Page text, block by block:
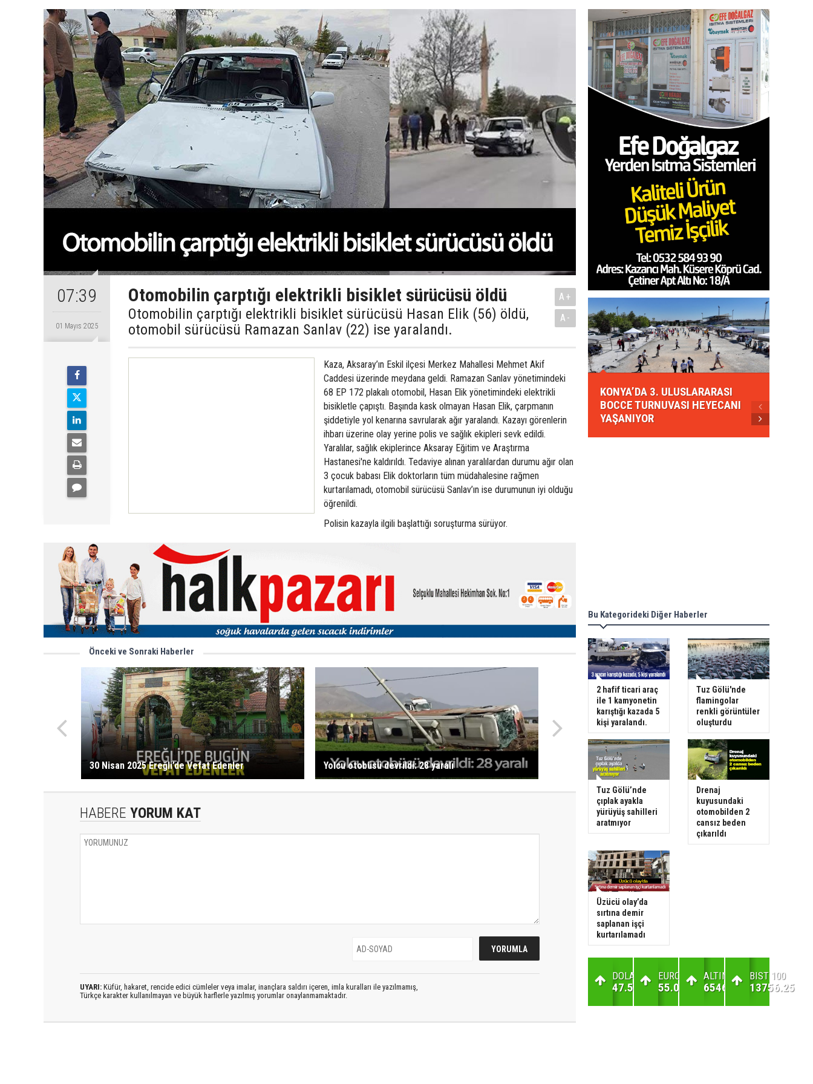
07:39
01 Mayıs 2025
Otomobilin çarptığı elektrikli bisiklet sürücüsü öldü
Otomobilin çarptığı elektrikli bisiklet sürücüsü Hasan Elik (56) öldü,
otomobil sürücüsü Ramazan Sanlav (22) ise yaralandı.
A+
A-
Kaza, Aksaray’ın Eskil ilçesi Merkez Mahallesi Mehmet Akif
Caddesi üzerinde meydana geldi. Ramazan Sanlav yönetimindeki
68 EP 172 plakalı otomobil, Hasan Elik yönetimindeki elektrikli
bisikletle çapıştı. Başında kask olmayan Hasan Elik, çarpmanın
şiddetiyle yol kenarına savrularak ağır yaralandı. Kazayı görenlerin
ihbarı üzerine olay yerine polis ve sağlık ekipleri sevk edildi.
Yaralılar, sağlık ekiplerince Aksaray Eğitim ve Araştırma
Hastanesi'ne kaldırıldı. Tedaviye alınan yaralılardan durumu ağır olan
3 çocuk babası Elik doktorların tüm müdahalesine rağmen
kurtarılamadı, otomobil sürücüsü Sanlav’ın ise durumunun iyi olduğu
öğrenildi.
Polisin kazayla ilgili başlattığı soruşturma sürüyor.
Önceki ve Sonraki Haberler
30 Nisan 2025 Ereğli’de Vefat Edenler Yolcu otobüsü devrildi: 28 yaralı
HABERE YORUM KAT
UYARI: Küfür, hakaret, rencide edici cümleler veya imalar, inançlara saldırı içeren, imla kuralları ile yazılmamış,
Türkçe karakter kullanılmayan ve büyük harflerle yazılmış yorumlar onaylanmamaktadır.
KONYA’DA 3. ULUSLARARASI
BOCCE TURNUVASI HEYECANI
YAŞANIYOR
Bu Kategorideki Diğer Haberler
2 hafif ticari araç
ile 1 kamyonetin
karıştığı kazada 5
kişi yaralandı.
Tuz Gölü'nde
flamingolar
renkli görüntüler
oluşturdu
Tuz Gölü’nde
çıplak ayakla
yürüyüş sahilleri
aratmıyor
Drenaj
kuyusundaki
otomobilden 2
cansız beden
çıkarıldı
Üzücü olay’da
sırtına demir
saplanan işçi
kurtarılamadı
DOLAR
47.59
EURO
55.04
ALTIN
6546.32
BIST 100
13756.25